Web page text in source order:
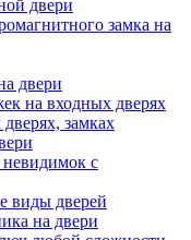
двери
замка на
двери
на входных дверях
замках
невидимок с
виды дверей
на двери